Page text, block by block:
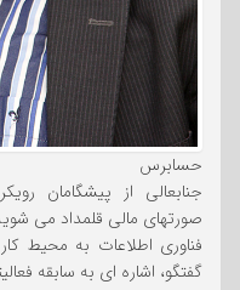
حسابرس
جنابعالی از پیشگامان
صورتهای مالی قلمداد می
فناوری اطلاعات به محیط
گفتگو، اشاره ای به سابقه